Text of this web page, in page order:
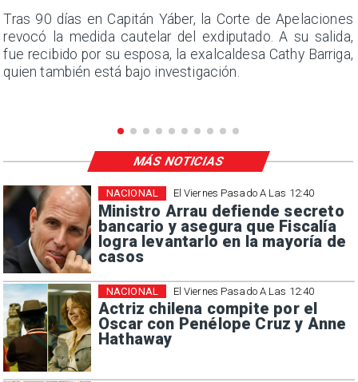
Tras 90 días en Capitán Yáber, la Corte de Apelaciones
revocó la medida cautelar del exdiputado. A su salida,
fue recibido por su esposa, la exalcaldesa Cathy Barriga,
quien también está bajo investigación.
El Viernes Pasado A Las 12:40
Ministro Arrau defiende secreto
bancario y asegura que Fiscalía
logra levantarlo en la mayoría de
casos
NACIONAL
El Viernes Pasado A Las 12:40
Actriz chilena compite por el
Oscar con Penélope Cruz y Anne
Hathaway
NACIONAL
MÁS NOTICIAS